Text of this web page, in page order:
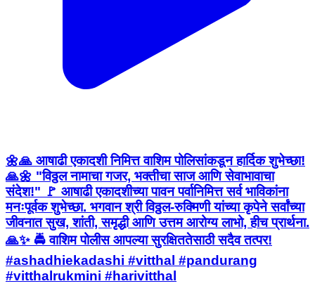
🌼🙏 आषाढी एकादशी निमित्त वाशिम पोलिसांकडून हार्दिक शुभेच्छा!
🙏🌼 "विठ्ठल नामाचा गजर, भक्तीचा साज आणि सेवाभावाचा
संदेश!" 🚩 आषाढी एकादशीच्या पावन पर्वानिमित्त सर्व भाविकांना
मनःपूर्वक शुभेच्छा. भगवान श्री विठ्ठल-रुक्मिणी यांच्या कृपेने सर्वांच्या
जीवनात सुख, शांती, समृद्धी आणि उत्तम आरोग्य लाभो, हीच प्रार्थना.
🙏✨ 🚔 वाशिम पोलीस आपल्या सुरक्षिततेसाठी सदैव तत्पर!
#ashadhiekadashi #vitthal #pandurang
#vitthalrukmini #harivitthal